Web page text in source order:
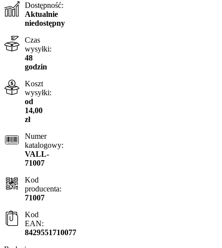
Dostępność:
Aktualnie
niedostępny
Czas
wysyłki:
48
godzin
Koszt
wysyłki:
od
14,00
zł
Numer
katalogowy:
VALL-
71007
Kod
producenta:
71007
Kod
EAN:
8429551710077